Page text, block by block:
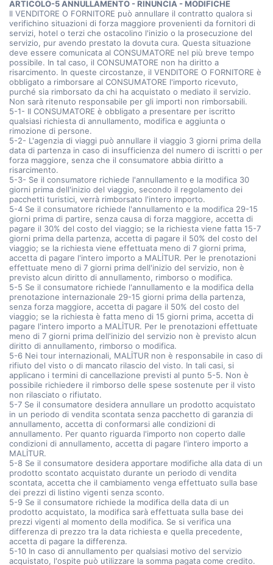
ARTICOLO-5 ANNULLAMENTO - RINUNCIA - MODIFICHE
Il VENDITORE O FORNITORE può annullare il contratto qualora si
verifichino situazioni di forza maggiore provenienti da fornitori di
servizi, hotel o terzi che ostacolino l'inizio o la prosecuzione del
servizio, pur avendo prestato la dovuta cura. Questa situazione
deve essere comunicata al CONSUMATORE nel più breve tempo
possibile. In tal caso, il CONSUMATORE non ha diritto a
risarcimento. In queste circostanze, il VENDITORE O FORNITORE è
obbligato a rimborsare al CONSUMATORE l'importo ricevuto,
purché sia rimborsato da chi ha acquistato o mediato il servizio.
Non sarà ritenuto responsabile per gli importi non rimborsabili.
5-1- Il CONSUMATORE è obbligato a presentare per iscritto
qualsiasi richiesta di annullamento, modifica e aggiunta o
rimozione di persone.
5-2- L'agenzia di viaggi può annullare il viaggio 3 giorni prima della
data di partenza in caso di insufficienza del numero di iscritti o per
forza maggiore, senza che il consumatore abbia diritto a
risarcimento.
5-3- Se il consumatore richiede l'annullamento e la modifica 30
giorni prima dell'inizio del viaggio, secondo il regolamento dei
pacchetti turistici, verrà rimborsato l'intero importo.
5-4 Se il consumatore richiede l'annullamento e la modifica 29-15
giorni prima di partire, senza causa di forza maggiore, accetta di
pagare il 30% del costo del viaggio; se la richiesta viene fatta 15-7
giorni prima della partenza, accetta di pagare il 50% del costo del
viaggio; se la richiesta viene effettuata meno di 7 giorni prima,
accetta di pagare l'intero importo a MALİTUR. Per le prenotazioni
effettuate meno di 7 giorni prima dell'inizio del servizio, non è
previsto alcun diritto di annullamento, rimborso o modifica.
5-5 Se il consumatore richiede l'annullamento e la modifica della
prenotazione internazionale 29-15 giorni prima della partenza,
senza forza maggiore, accetta di pagare il 50% del costo del
viaggio; se la richiesta è fatta meno di 15 giorni prima, accetta di
pagare l'intero importo a MALİTUR. Per le prenotazioni effettuate
meno di 7 giorni prima dell'inizio del servizio non è previsto alcun
diritto di annullamento, rimborso o modifica.
5-6 Nei tour internazionali, MALİTUR non è responsabile in caso di
rifiuto del visto o di mancato rilascio del visto. In tali casi, si
applicano i termini di cancellazione previsti al punto 5-5. Non è
possibile richiedere il rimborso delle spese sostenute per il visto
non rilasciato o rifiutato.
5-7 Se il consumatore desidera annullare un prodotto acquistato
in un periodo di vendita scontata senza pacchetto di garanzia di
annullamento, accetta di conformarsi alle condizioni di
annullamento. Per quanto riguarda l'importo non coperto dalle
condizioni di annullamento, accetta di pagare l'intero importo a
MALİTUR.
5-8 Se il consumatore desidera apportare modifiche alla data di un
prodotto scontato acquistato durante un periodo di vendita
scontata, accetta che il cambiamento venga effettuato sulla base
dei prezzi di listino vigenti senza sconto.
5-9 Se il consumatore richiede la modifica della data di un
prodotto acquistato, la modifica sarà effettuata sulla base dei
prezzi vigenti al momento della modifica. Se si verifica una
differenza di prezzo tra la data richiesta e quella precedente,
accetta di pagare la differenza.
5-10 In caso di annullamento per qualsiasi motivo del servizio
acquistato, l'ospite può utilizzare la somma pagata come credito.